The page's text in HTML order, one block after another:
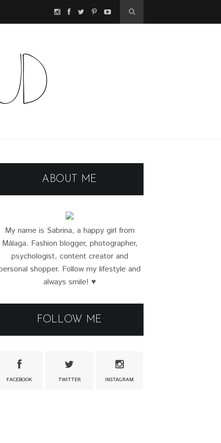
ABOUT ME
My name is Sabrina, a happy girl from
Málaga. Fashion blogger, photographer,
psychologist, content creator and
shopper. Follow my lifestyle and
always smile! ♥
FOLLOW ME
FACEBOOK TWITTER INSTAGRAM